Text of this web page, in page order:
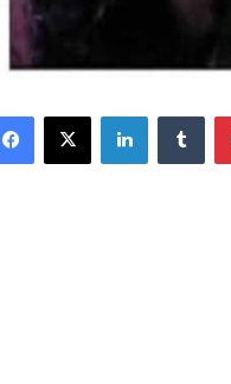
Facebook
X LinkedIn